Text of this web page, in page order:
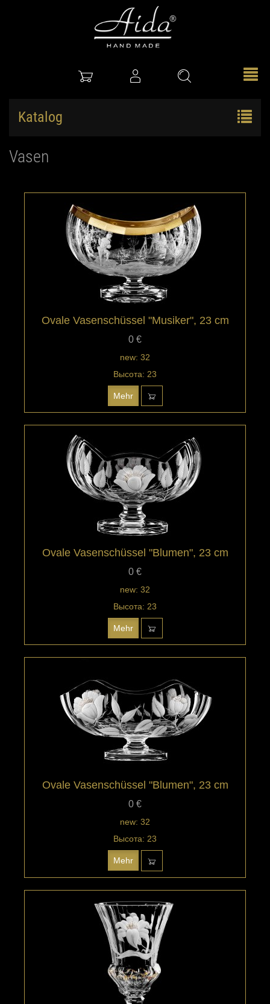
Katalog
Vasen
Ovale Vasenschüssel "Musiker", 23 cm
0 €
new: 32
Высота: 23
Mehr
Ovale Vasenschüssel "Blumen", 23 cm
0 €
new: 32
Высота: 23
Mehr
Ovale Vasenschüssel "Blumen", 23 cm
0 €
new: 32
Высота: 23
Mehr